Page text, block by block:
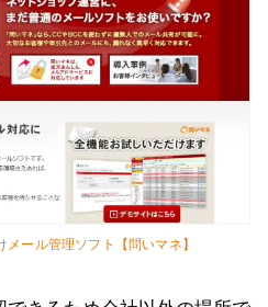
ール管理ソフト【問いマネ】